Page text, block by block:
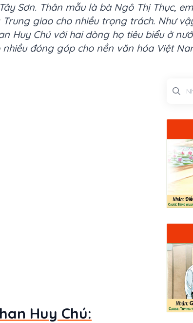
Sơn. Thân mẫu là bà Ngô Thị Thục,
giao cho nhiều trọng trách. Như
Huy Chú với hai dòng họ tiêu biểu ở
nhiều đóng góp cho nền văn hóa Việt
Huy Chú: